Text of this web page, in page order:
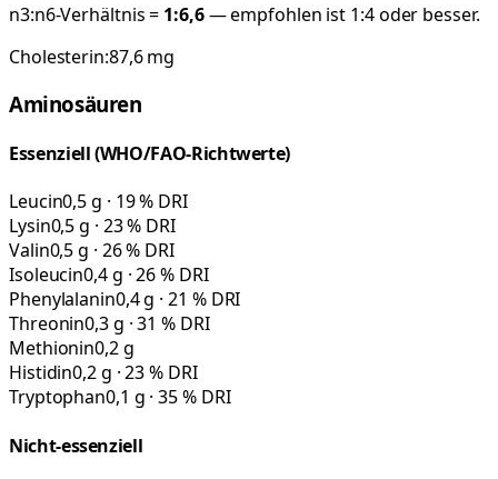
n3:n6-Verhältnis = 1:6,6— empfohlen ist 1:4 oder besser.
Cholesterin:87,6mg
Aminosäuren
Essenziell (WHO/FAO-Richtwerte)
Leucin0,5 g · 19 % DRI
Lysin0,5 g · 23 % DRI
Valin0,5 g · 26 % DRI
Isoleucin0,4 g · 26 % DRI
Phenylalanin0,4 g · 21 % DRI
Threonin0,3 g · 31 % DRI
Methionin0,2 g
Histidin0,2 g · 23 % DRI
Tryptophan0,1 g · 35 % DRI
Nicht-essenziell